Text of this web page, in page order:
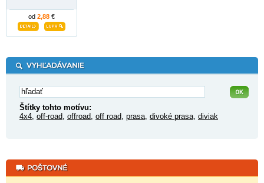
od 2,88 €
Štítky tohto motívu:
4x4 off-road offroad off road prasa divoké prasa diviak